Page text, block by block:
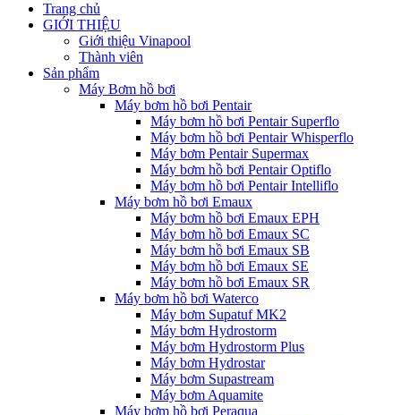
Trang chủ
GIỚI THIỆU
Giới thiệu Vinapool
Thành viên
Sản phẩm
Máy Bơm hồ bơi
Máy bơm hồ bơi Pentair
Máy bơm hồ bơi Pentair Superflo
Máy bơm hồ bơi Pentair Whisperflo
Máy bơm Pentair Supermax
Máy bơm hồ bơi Pentair Optiflo
Máy bơm hồ bơi Pentair Intelliflo
Máy bơm hồ bơi Emaux
Máy bơm hồ bơi Emaux EPH
Máy bơm hồ bơi Emaux SC
Máy bơm hồ bơi Emaux SB
Máy bơm hồ bơi Emaux SE
Máy bơm hồ bơi Emaux SR
Máy bơm hồ bơi Waterco
Máy bơm Supatuf MK2
Máy bơm Hydrostorm
Máy bơm Hydrostorm Plus
Máy bơm Hydrostar
Máy bơm Supastream
Máy bơm Aquamite
Máy bơm hồ bơi Peraqua